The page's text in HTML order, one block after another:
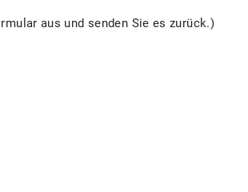
aus und senden Sie es zurück.)